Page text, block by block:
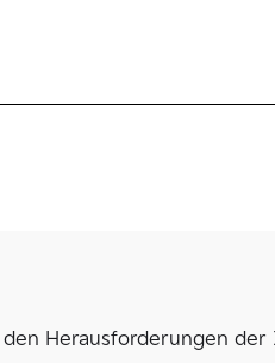
Herausforderungen